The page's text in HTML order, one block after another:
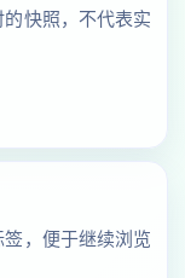
快照，不代表实
，便于继续浏览